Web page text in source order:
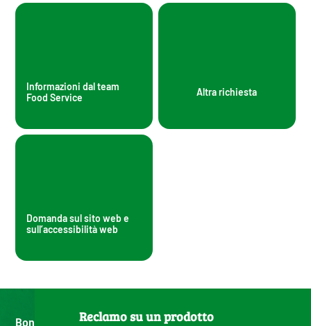
Informazioni dal team
Food Service
Altra richiesta
Domanda sul sito web e
sull’accessibilità web
Reclamo su un prodotto
Bonduelle, dal 1853